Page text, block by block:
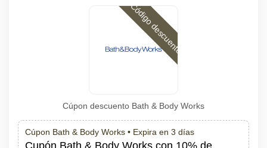
Código descuento
Cúpon descuento Bath & Body Works
Cúpon Bath & Body Works • Expira en 3 días
Cupón Bath & Body Works con 10% de